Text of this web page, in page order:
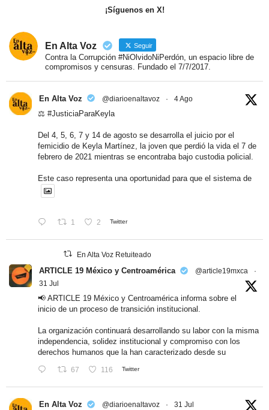
¡Síguenos en X!
En Alta Voz Seguir
Contra la Corrupción #NiOlvidoNiPerdón, un espacio libre de
compromisos y censuras. Fundado el 7/7/2017.
En Alta Voz @diarioenaltavoz · 4 Ago
⚖️ #JusticiaParaKeyla
Del 4, 5, 6, 7 y 14 de agosto se desarrolla el juicio por el
femicidio de Keyla Martínez, la joven que perdió la vida el 7 de
febrero de 2021 mientras se encontraba bajo custodia policial.
Este caso representa una oportunidad para que el sistema de
1 2 Twitter
En Alta Voz Retuiteado
ARTICLE 19 México y Centroamérica @article19mxca
·
31 Jul
📢 ARTICLE 19 México y Centroamérica informa sobre el
inicio de un proceso de transición institucional.
La organización continuará desarrollando su labor con la misma
independencia, solidez institucional y compromiso con los
derechos humanos que la han caracterizado desde su
67 116 Twitter
En Alta Voz @diarioenaltavoz · 31 Jul